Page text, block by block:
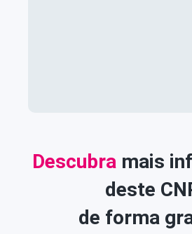
Descubra mais
deste
de forma